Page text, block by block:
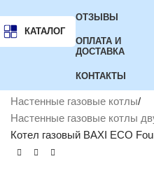
КАТАЛОГ
ОТЗЫВЫ
ОПЛАТА И
ДОСТАВКА
КОНТАКТЫ
Настенные газовые котлы
Настенные газовые котлы
Котел газовый BAXI ECO